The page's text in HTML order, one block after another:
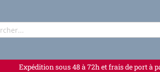
Expédition sous 48 à 72h et frais de port à